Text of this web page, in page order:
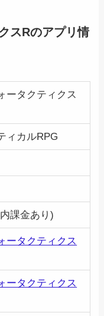
スRのアプリ情
ータクティクス
ィカルRPG
課金あり)
ータクティクス
ータクティクス